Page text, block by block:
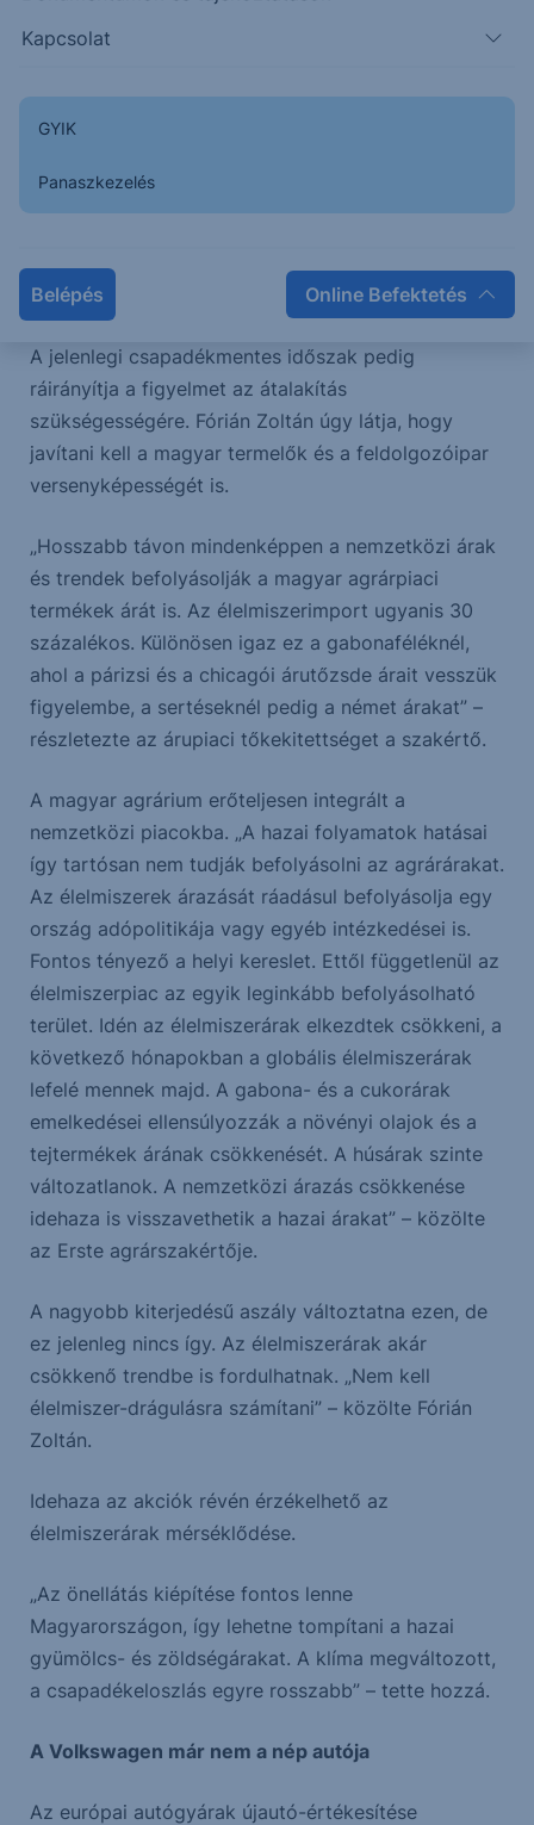
Kapcsolat
GYIK
Panaszkezelés
Belépés Online Befektetés
„Ha telesírjuk a sajtót az agrárkárokkal, abból csak
a kereskedő profitál, mert ez a dolga. Ez több
agrárszakértője.
Szerinte nem szabad felesleges hangulatot kelteni.
A jelenlegi csapadékmentes időszak pedig
ráirányítja a figyelmet az átalakítás
szükségességére. Fórián Zoltán úgy látja, hogy
javítani kell a magyar termelők és a feldolgozóipar
versenyképességét is.
„Hosszabb távon mindenképpen a nemzetközi árak
és trendek befolyásolják a magyar agrárpiaci
termékek árát is. Az élelmiszerimport ugyanis 30
százalékos. Különösen igaz ez a gabonaféléknél,
ahol a párizsi és a chicagói árutőzsde árait vesszük
figyelembe, a sertéseknél pedig a német árakat” –
részletezte az árupiaci tőkekitettséget a szakértő.
A magyar agrárium erőteljesen integrált a
nemzetközi piacokba. „A hazai folyamatok hatásai
így tartósan nem tudják befolyásolni az agrárárakat.
Az élelmiszerek árazását ráadásul befolyásolja egy
ország adópolitikája vagy egyéb intézkedései is.
Fontos tényező a helyi kereslet. Ettől függetlenül az
élelmiszerpiac az egyik leginkább befolyásolható
terület. Idén az élelmiszerárak elkezdtek csökkeni, a
következő hónapokban a globális élelmiszerárak
lefelé mennek majd. A gabona- és a cukorárak
emelkedései ellensúlyozzák a növényi olajok és a
tejtermékek árának csökkenését. A húsárak szinte
változatlanok. A nemzetközi árazás csökkenése
idehaza is visszavethetik a hazai árakat” – közölte
az Erste agrárszakértője.
A nagyobb kiterjedésű aszály változtatna ezen, de
ez jelenleg nincs így. Az élelmiszerárak akár
csökkenő trendbe is fordulhatnak. „Nem kell
élelmiszer-drágulásra számítani” – közölte Fórián
Zoltán.
Idehaza az akciók révén érzékelhető az
élelmiszerárak mérséklődése.
„Az önellátás kiépítése fontos lenne
Magyarországon, így lehetne tompítani a hazai
gyümölcs- és zöldségárakat. A klíma megváltozott,
a csapadékeloszlás egyre rosszabb” – tette hozzá.
A Volkswagen már nem a nép autója
Az európai autógyárak újautó-értékesítése